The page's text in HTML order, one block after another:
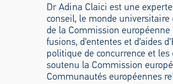
Dr Adina Claici est une
conseil, le monde universitaire
de la Commission
fusions, d’ententes et d’aides
politique de concurrence et
soutenu la Commission
Communautés européennes